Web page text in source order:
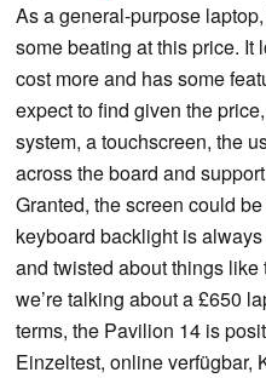
As a general-purpose
some beating at this price. It
cost more and has some
expect to find given the
system, a touchscreen, the
across the board and
Granted, the screen could
keyboard backlight is
and twisted about things
we’re talking about a £650
terms, the Pavilion 14 is
Einzeltest, online verfügbar,